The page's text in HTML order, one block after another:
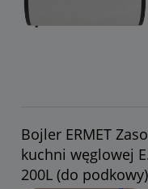
Bojler ERMET
kuchni węglowej
200L (do podkowy)